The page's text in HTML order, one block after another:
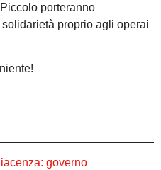
porteranno
proprio agli operai
governo